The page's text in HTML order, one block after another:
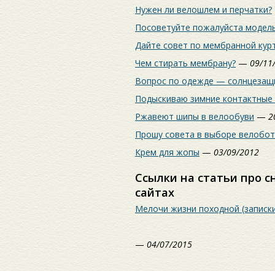
Нужен ли велошлем и перчатки?
Посоветуйте пожалуйста
Дайте совет по мембранной
Чем стирать мембрану? — 09/
Вопрос по одежде —
Подыскиваю зимние контактные
Ржавеют шипы в велообуви —
Прошу совета в выборе
Крем для жопы — 03/09/2012
Ссылки на статьи про
сайтах
Мелочи жизни походной
— 04/07/2015